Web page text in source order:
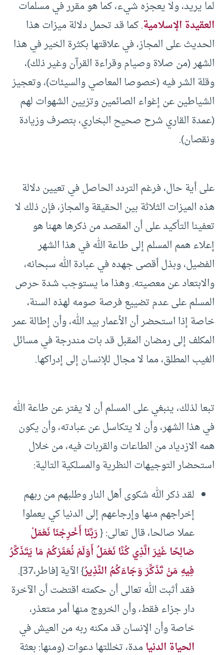
لما يريد، ولا يعجزه شيء، كما هو مقرر في مسلمات
العقيدة الإسلامية. كما قد تحمل دلالة ميزات هذا
الحديث على المجاز، في علاقتها بكثرة الخير في هذا
الشهر (من صلاة وصيام وقراءة القرآن وغير ذلك)،
وقلة الشر فيه (خصوصا المعاصي والسيئات)، وتعجيز
الشياطين عن إغواء الصائمين وتزيين الشهوات لهم
(عمدة القاري شرح صحيح البخاري، بتصرف وزيادة
ونقصان).
على أية حال، فرغم التردد الحاصل في تعيين دلالة
هذه الميزات الثلاثة بين الحقيقة والمجاز، فإن ذلك لا
تعفينا التأكيد على أن المقصد من ذكرها ههنا هو
إعلاء همم المسلم إلى طاعة الله في هذا الشهر
الفضيل، وبذل أقصى جهده في عبادة الله سبحانه،
والابتعاد عن معصيته. وهذا ما يستوجب شدة حرص
المسلم على عدم تضييع فرصة صومه لهذه السنة،
خاصة إذا استحضر أن الأعمار بيد الله، وأن إطالة عمر
المكلف إلى رمضان المقبل قد بات مندرجة في مسائل
الغيب المطلق، مما لا مجال للإنسان إلى إدراكها.
تبعا لذلك، ينبغي على المسلم أن لا يفتر عن طاعة الله
في هذا الشهر، وأن لا يتكاسل عن عبادته، وأن يكون
همه الازدياد من الطاعات والقربات فيه، من خلال
استحضار التوجيهات النظرية والمسلكية التالية:
لقد ذكر الله شكوى أهل النار وطلبهم من ربهم
إخراجهم منها وإرجاعهم إلى الدنيا كي يعملوا
عملا صالحا، قال تعالى: {رَبَّنَا أَخْرِجْنَا نَعْمَلْ
صَالِحًا غَيْرَ الَّذِي كُنَّا نَعْمَلُ أَوَلَمْ نُعَمِّرْكُمْ مَا يَتَذَكَّرُ
فِيهِ مَنْ تَذَكَّرَ وَجَاءَكُمُ النَّذِيرُ
} الآية [فاطر،37].
فقد أثبت الله تعالى أن حكمته اقتضت أن الآخرة
دار جزاء فقط، وأن الخروج منها أمر متعذر،
خاصة وأن الإنسان قد مكنه ربه من العيش في
الحياة الدنيامدة، تخللتها دعوات (ومنها: بعثة